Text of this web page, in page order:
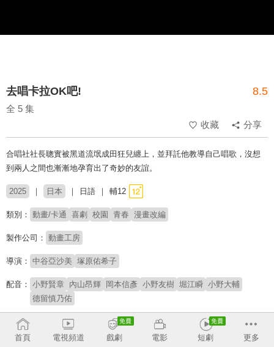
去唱卡拉OK吧! 8.5
全 5 集
收藏
分享
合唱社社長聰實被黑道流氓成田狂兒纏上，並拜託他教導自己唱歌，沒想
到兩人之間也漸漸地孕育出了奇妙的友誼。
2025 日本 日語 輔12
類別： 動畫/卡通 喜劇 校園 青春 漫畫改編
製作公司： 動畫工房
導演： 中谷亞沙美 塚原佑希子
配音： 小野賢章 內山昂輝 岡本信彥 小野友樹 堀江瞬 小野大輔
德留慎乃佑
原著： 和山やま
首頁 電視頻道 戲劇 電影 短劇 更多